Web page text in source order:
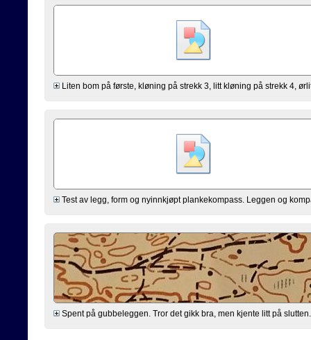
Liten bom på første, kløning på strekk 3, litt kløning på strekk 4,
Test av legg, form og nyinnkjøpt plankekompass. Leggen og
Spent på gubbeleggen. Tror det gikk bra, men kjente litt på